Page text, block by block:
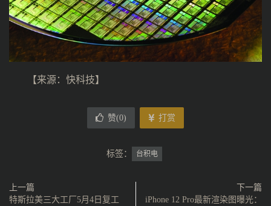
【来源：快科技】
赞(0) 打赏
标签： 台积电
上一篇
特斯拉美三大工厂5月4日复工
下一篇
iPhone 12 Pro最新渲染图曝光：